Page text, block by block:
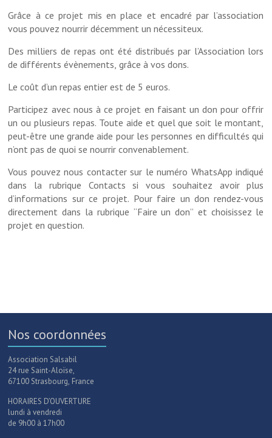
Grâce à ce projet mis en place et encadré par l’association
vous pouvez nourrir décemment un nécessiteux.
Des milliers de repas ont été distribués par l’Association lors
de différents évènements, grâce à vos dons.
Le coût d’un repas entier est de 5 euros.
Participez avec nous à ce projet en faisant un don pour offrir
un ou plusieurs repas. Toute aide et quel que soit le montant,
peut-être une grande aide pour les personnes en difficultés qui
n’ont pas de quoi se nourrir convenablement.
Vous pouvez nous contacter sur le numéro WhatsApp indiqué
dans la rubrique Contacts si vous souhaitez avoir plus
d’informations sur ce projet. Pour faire un don rendez-vous
directement dans la rubrique “Faire un don” et choisissez le
projet en question.
Nos coordonnées
Association Salsabil
24 rue Saint-Aloïse,
67100 Strasbourg, France
HORAIRES D’OUVERTURE
lundi à vendredi
de 9h00 à 17h00